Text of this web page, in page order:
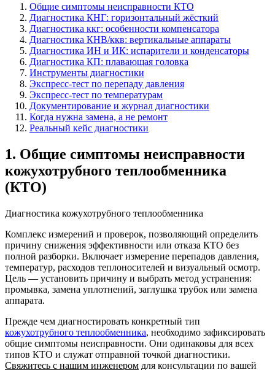
Общие симптомы неисправности КТО
Диагностика КНГ: горизонтальный жёсткий
Диагностика ккг: особенности компенсатора
Диагностика КНВ/ккв: вертикальные аппараты
Диагностика ИН и ИК: испарители и конденсаторы
Диагностика КП: плавающая головка
Инструменты диагностики
Экспресс-тест по перепаду давления
Экспресс-тест по температурам
Документирование и журнал диагностики
Когда нужна замена, а не ремонт
Реальный кейс диагностики
1. Общие симптомы неисправности
кожухотрубного теплообменника
(КТО)
Диагностика кожухотрубного теплообменника
Комплекс измерений и проверок, позволяющий определить
причину снижения эффективности или отказа КТО без
полной разборки. Включает измерение перепадов давления,
температур, расходов теплоносителей и визуальный осмотр.
Цель — установить причину и выбрать метод устранения:
промывка, замена уплотнений, заглушка трубок или замена
аппарата.
Прежде чем диагностировать конкретный тип
кожухотрубного теплообменника, необходимо зафиксировать
общие симптомы неисправности. Они одинаковы для всех
типов КТО и служат отправной точкой диагностики.
Свяжитесь с нашим инженером для консультации по вашей